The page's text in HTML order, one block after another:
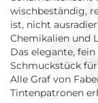
wischbeständig,
ist, nicht
Chemikalien und
Das elegante,
Schmuckstück
Alle Graf von
Tintenpatronen